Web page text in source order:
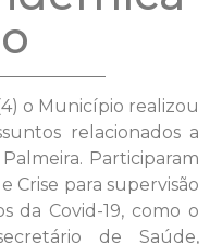
o Município realizou
relacionados a
Participaram
Crise para supervisão
da Covid-19, como o
de Saúde,